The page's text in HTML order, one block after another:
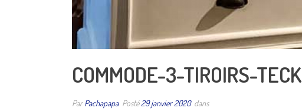
COMMODE-3-TIROIRS-TECK
ParPachapapa Posté29 janvier 2020 dans